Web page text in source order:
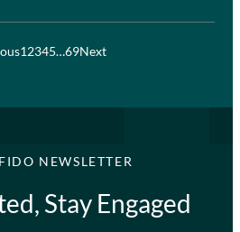
12345…69Next
NEWSLETTER
Stay Engaged